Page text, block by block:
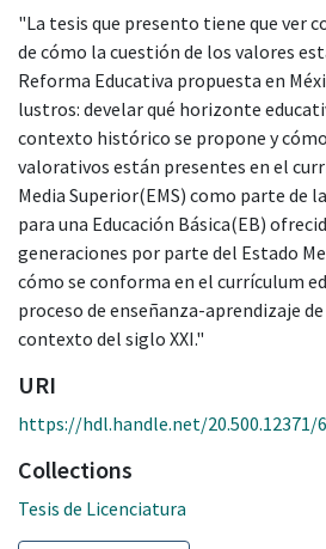
"La tesis que presento tiene que ver
de cómo la cuestión de los valores
Reforma Educativa propuesta en
lustros: develar qué horizonte
contexto histórico se propone y
valorativos están presentes en el
Media Superior(EMS) como parte de
para una Educación Básica(EB)
generaciones por parte del Estado
cómo se conforma en el currículum
proceso de enseñanza-aprendizaje
contexto del siglo XXI."
URI
https://hdl.handle.net/20.500.12371/
Collections
Tesis de Licenciatura